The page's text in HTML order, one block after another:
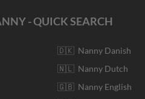
- QUICK SEARCH
🇩🇰 Nanny Danish
🇳🇱 Nanny Dutch
🇬🇧 Nanny English